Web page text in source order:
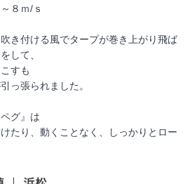
８ｍ/ｓ
き付ける風でタープが巻き上がり飛ば
して、
すも
っ張られました。
グ』は
たり、動くことなく、しっかりとロー